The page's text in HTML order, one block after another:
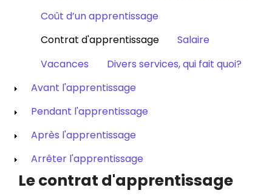
Coût d’un apprentissage
Contrat d'apprentissage
Salaire
Vacances
Divers services, qui fait quoi?
Avant l'apprentissage
Pendant l'apprentissage
Après l'apprentissage
Arrêter l'apprentissage
Le contrat d'apprentissage